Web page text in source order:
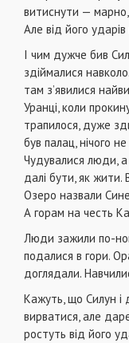
витиснути —
Але від його ударів
І чим дужче бив
здіймалися
там з’явилися
Уранці, коли
трапилося, дуже
був палац, нічого
Чудувалися люди, а
далі бути, як жити.
Озеро назвали
А горам на честь
Люди зажили по-
подалися в гори.
доглядали.
Кажуть, що Силун і
вирватися, але
ростуть від його